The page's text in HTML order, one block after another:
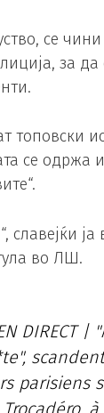
се
за да
топовски
се одржа
славејќи ја
во ЛШ.
DIRECT |
parisiens
à